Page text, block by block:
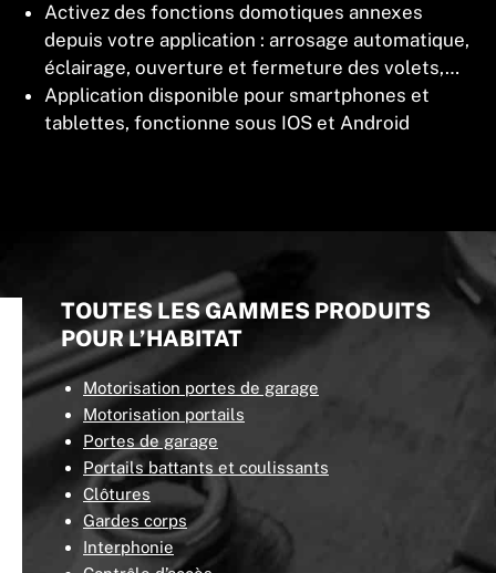
Activez des fonctions domotiques annexes
depuis votre application : arrosage automatique,
éclairage, ouverture et fermeture des volets,…
Application disponible pour smartphones et
tablettes, fonctionne sous IOS et Android
TOUTES LES GAMMES PRODUITS
POUR L’HABITAT
Motorisation portes de garage
Motorisation portails
Portes de garage
Portails battants et coulissants
Clôtures
Gardes corps
Interphonie